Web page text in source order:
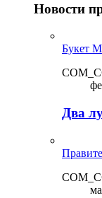
Новости
Букет
Два